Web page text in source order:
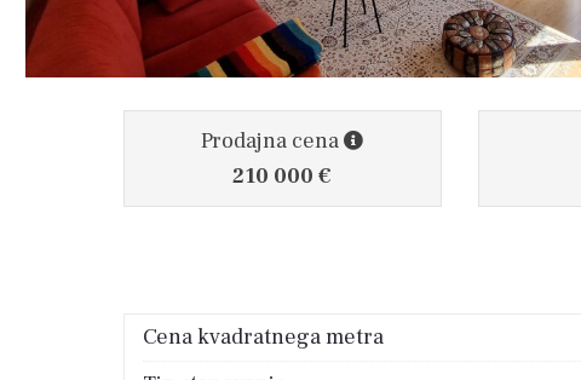
Prodajna cena
210 000 €
Cena kvadratnega metra